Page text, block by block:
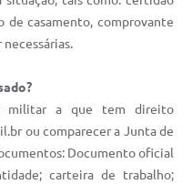
casamento, comprovante
militar a que tem direito
ou comparecer a Junta de
Documento oficial
carteira de trabalho;